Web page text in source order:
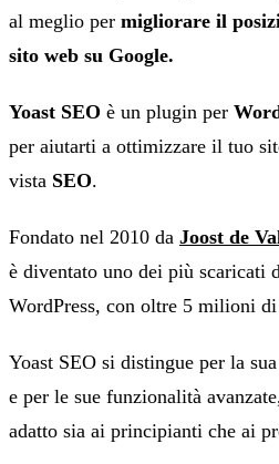
al meglio per migliorare il
sito web su Google.
Yoast SEO è un plugin per
per aiutarti a ottimizzare il tuo
vista SEO.
Fondato nel 2010 da Joost de
è diventato uno dei più scaricati
WordPress, con oltre 5 milioni
Yoast SEO si distingue per la
e per le sue funzionalità
adatto sia ai principianti che ai